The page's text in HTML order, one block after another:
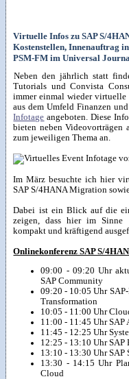
Virtuelle Infos zu SAP S/
Kostenstellen, Innenauftrag
PSM-FM im Universal
Neben den jährlich statt
Tutorials und Convista
immer einmal wieder virtuelle
aus dem Umfeld Finanzen
Infotage angeboten. Diese
bieten neben Videovorträgen
zum jeweiligen Thema an.
Im März besuchte ich hier
SAP S/4HANA Migration
Dabei ist ein Blick auf die
zeigen, dass hier im Sinne
kompakt und kräftigend
Onlinekonferenz SAP S/
09:00 - 09:20 Uhr
SAP Community
09:20 - 10:05 Uhr
Transformation
10:05 - 11:00 Uhr
11:00 - 11:45 Uhr SAP
11:45 - 12:25 Uhr
12:25 - 13:10 Uhr SAP
13:10 - 13:30 Uhr
13:30 - 14:15 Uhr
Cloud